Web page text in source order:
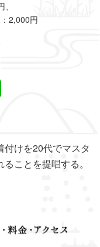
2,000円
けを20代でマスタ
ことを提唱する。